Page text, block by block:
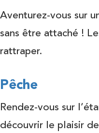
Aventurez-vous sur
sans être attaché !
rattraper.
Pêche
Rendez-vous sur
découvrir le plaisir